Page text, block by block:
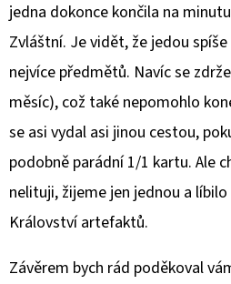
jedna dokonce končila na
Zvláštní. Je vidět, že jedou
nejvíce předmětů. Navíc se
měsíc), což také nepomohlo
se asi vydal asi jinou cestou,
podobně parádní 1/1 kartu. Ale
nelituji, žijeme jen jednou a
Království artefaktů.
Závěrem bych rád poděkoval